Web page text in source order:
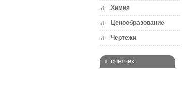
Химия
Ценообразование
Чертежи
СЧЕТЧИК